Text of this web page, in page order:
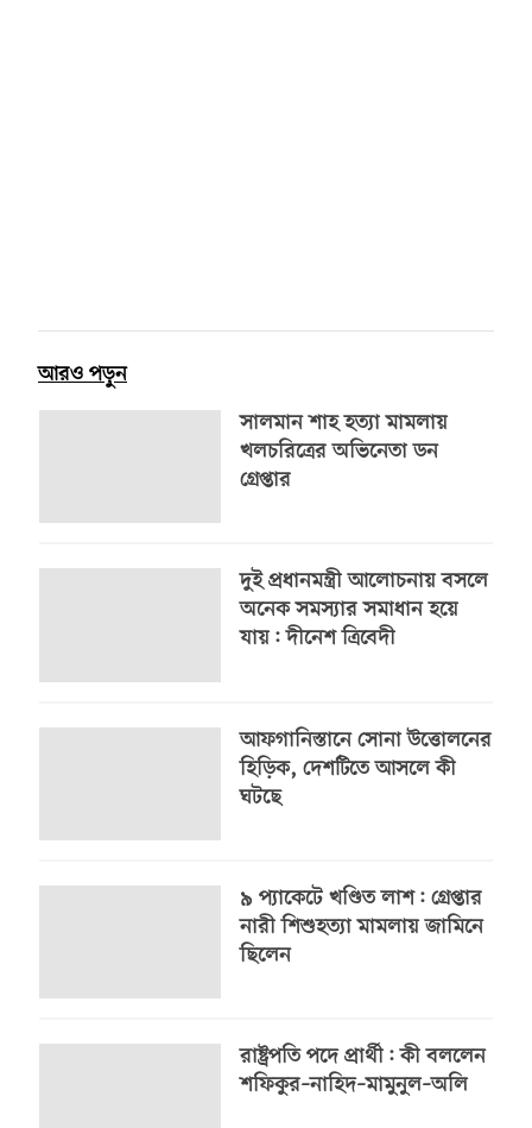
আরও পড়ুন
সালমান শাহ হত্যা মামলায়
খলচরিত্রের অভিনেতা ডন
গ্রেপ্তার
দুই প্রধানমন্ত্রী আলোচনায় বসলে
অনেক সমস্যার সমাধান হয়ে
যায়: দীনেশ ত্রিবেদী
আফগানিস্তানে সোনা উত্তোলনের
হিড়িক, দেশটিতে আসলে কী
ঘটছে
৯ প্যাকেটে খণ্ডিত লাশ: গ্রেপ্তার
নারী শিশুহত্যা মামলায় জামিনে
ছিলেন
রাষ্ট্রপতি পদে প্রার্থী: কী বললেন
শফিকুর–নাহিদ–মামুনুল–অলি